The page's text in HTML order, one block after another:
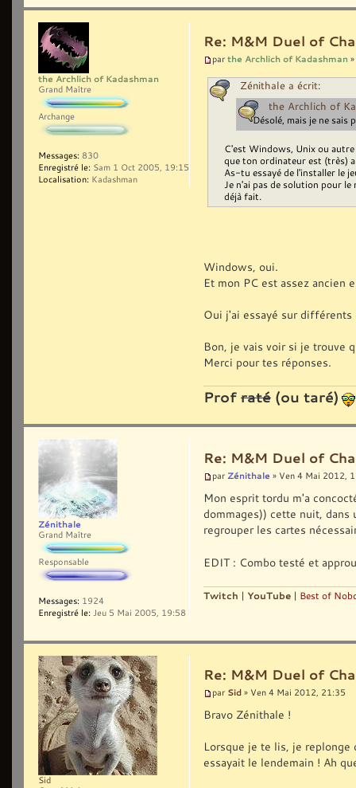
Re: M&M Duel of
par the Archlich of Kadashman
Zénithale a écrit:
the Archlich of
Désolé, mais je ne sais
C'est Windows, Unix ou
que ton ordinateur est (très)
As-tu essayé de l'installer le
Je n'ai pas de solution pour
déjà fait.
Windows, oui.
Et mon PC est assez
Oui j'ai essayé sur
Bon, je vais voir si je trouve
Merci pour tes réponses.
Prof raté (ou taré)
the Archlich of Kadashman
Grand Maître
Archange
Messages: 830
Enregistré le: Sam 1 Oct 2005, 19:15
Localisation: Kadashman
Re: M&M Duel of
par Zénithale » Ven 4 Mai 2012,
Mon esprit tordu m'a
dommages)) cette nuit,
regrouper les cartes
EDIT : Combo testé et
Twitch | YouTube | Best of
Zénithale
Grand Maître
Responsable
Messages: 1924
Enregistré le: Jeu 5 Mai 2005, 19:58
Re: M&M Duel of
par Sid » Ven 4 Mai 2012, 21:35
Bravo Zénithale !
Lorsque je te lis, je replonge
essayait le lendemain ! Ah
Sid